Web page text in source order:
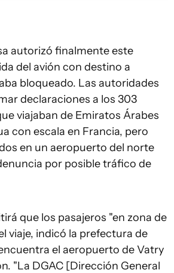
autorizó finalmente este
del avión con destino a
bloqueado. Las autoridades
declaraciones a los 303
viajaban de Emiratos Árabes
con escala en Francia, pero
en un aeropuerto del norte
por posible tráfico de
que los pasajeros "en zona de
viaje, indicó la prefectura de
el aeropuerto de Vatry
"La DGAC [Dirección General